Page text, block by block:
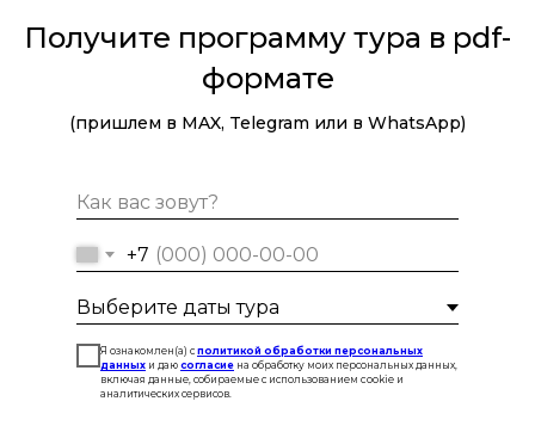
Получите программу тура в pdf-
формате
(пришлем в MAX, Telegram или в WhatsApp)
+7
Я ознакомлен(а) с политикой обработки персональных
данных и даю согласие на обработку моих персональных данных,
включая данные, собираемые с использованием cookie и
аналитических сервисов.